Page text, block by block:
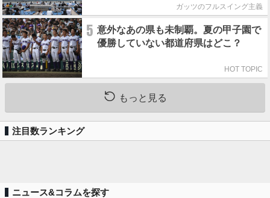
ガッツのフルスイング主義
5 意外なあの県も未制覇。夏の甲子園で
優勝していない都道府県はどこ？
HOT TOPIC
もっと見る
注目数ランキング
ニュース&コラムを探す